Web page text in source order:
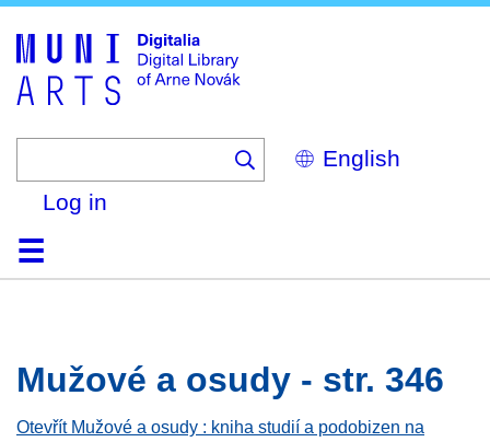
Select
your
Log in
HomeBrowse
Search
About
HelpContactDigitalia
Mužové a osudy - str. 346
Otevřít Mužové a osudy : kniha studií a podobizen na